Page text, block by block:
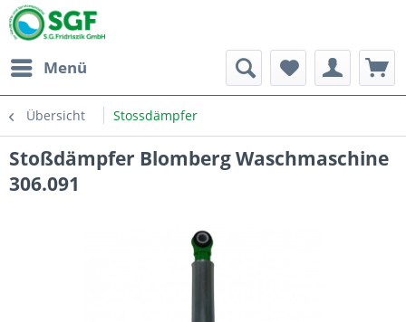
Menü
Übersicht Stossdämpfer
Stoßdämpfer Blomberg Waschmaschine
306.091